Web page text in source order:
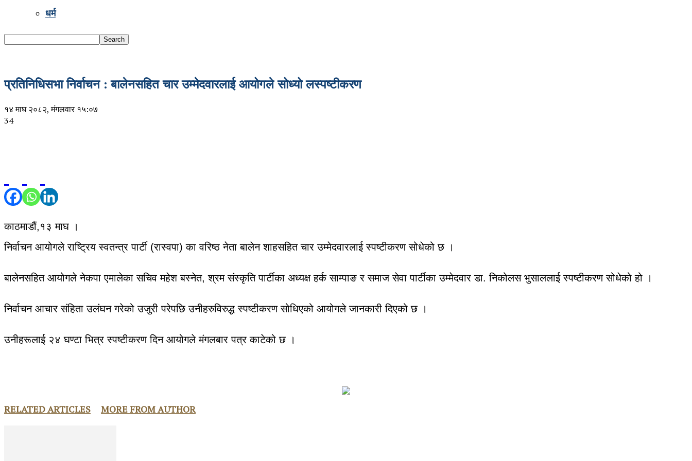
धर्म
प्रतिनिधिसभा निर्वाचन : बालेनसहित चार उम्मेदवारलाई आयोगले सोध्यो लस्पष्टीकरण
१४ माघ २०८२, मंगलवार १५:०७
34
काठमाडौं,१३ माघ ।
निर्वाचन आयोगले राष्ट्रिय स्वतन्त्र पार्टी (रास्वपा) का वरिष्ठ नेता बालेन शाहसहित चार उम्मेदवारलाई स्पष्टीकरण सोधेको छ ।
बालेनसहित आयोगले नेकपा एमालेका सचिव महेश बस्नेत, श्रम संस्कृति पार्टीका अध्यक्ष हर्क साम्पाङ र समाज सेवा पार्टीका उम्मेदवार डा. निकोलस भुसाललाई स्पष्टीकरण सोधेको हो ।
निर्वाचन आचार संहिता उलंघन गरेको उजुरी परेपछि उनीहरुविरुद्ध स्पष्टीकरण सोधिएको आयोगले जानकारी दिएको छ ।
उनीहरूलाई २४ घण्टा भित्र स्पष्टीकरण दिन आयोगले मंगलबार पत्र काटेको छ ।
RELATED ARTICLES MORE FROM AUTHOR